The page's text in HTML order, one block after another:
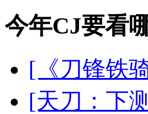
今年CJ要看
[《刀锋铁
[天刀：下